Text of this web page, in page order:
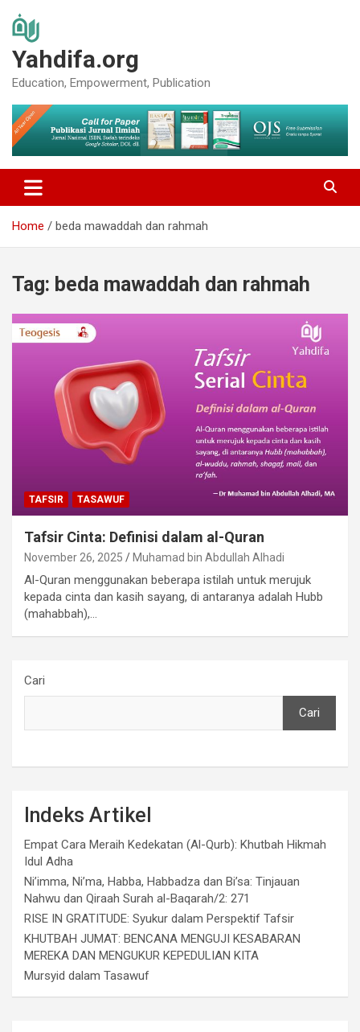
content
Yahdifa.org
Education, Empowerment, Publication
Home beda mawaddah dan rahmah
Tag: beda mawaddah dan rahmah
TAFSIR TASAWUF
Tafsir Cinta: Definisi dalam al-Quran
November 26, 2025 Muhamad bin Abdullah Alhadi
Al-Quran menggunakan beberapa istilah untuk merujuk
kepada cinta dan kasih sayang, di antaranya adalah Hubb
(mahabbah),…
Cari
Cari
Indeks Artikel
Empat Cara Meraih Kedekatan (Al-Qurb): Khutbah Hikmah
Idul Adha
Ni’imma, Ni’ma, Habba, Habbadza dan Bi’sa: Tinjauan
Nahwu dan Qiraah Surah al-Baqarah/2: 271
RISE IN GRATITUDE: Syukur dalam Perspektif Tafsir
KHUTBAH JUMAT: BENCANA MENGUJI KESABARAN
MEREKA DAN MENGUKUR KEPEDULIAN KITA
Mursyid dalam Tasawuf